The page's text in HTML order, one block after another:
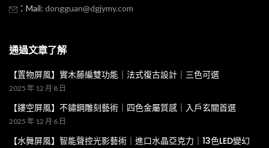
：Mail: dongguan@dgjymy.com
通過文章了解
【置物屏風】實木藤編雙功能｜法式復古設計｜三色可選
2025 年 12 月 8 日
【鏤空屏風】不鏽鋼雕刻藝術｜四色金屬質感｜入戶玄關首選
2025 年 12 月 6 日
【水舞屏風】智能聲控光影藝術｜進口水晶亞克力｜13色LED變幻